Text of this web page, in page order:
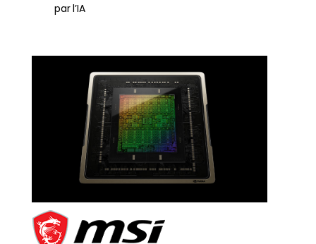
par l’IA